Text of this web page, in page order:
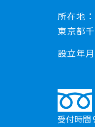
所在地
東京都
設立年
受付時間